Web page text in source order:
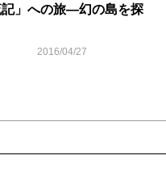
記」への旅―幻の島を探
2016/04/27